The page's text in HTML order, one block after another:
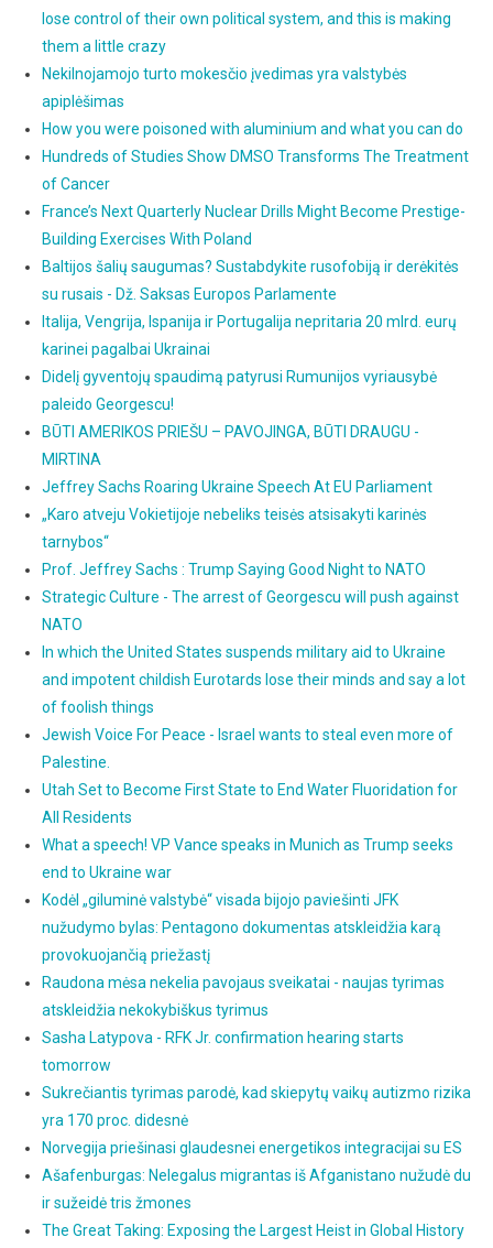
lose control of their own political system, and this is making
them a little crazy
Nekilnojamojo turto mokesčio įvedimas yra valstybės
apiplėšimas
How you were poisoned with aluminium and what you can do
Hundreds of Studies Show DMSO Transforms The Treatment
of Cancer
France’s Next Quarterly Nuclear Drills Might Become Prestige-
Building Exercises With Poland
Baltijos šalių saugumas? Sustabdykite rusofobiją ir derėkitės
su rusais - Dž. Saksas Europos Parlamente
Italija, Vengrija, Ispanija ir Portugalija nepritaria 20 mlrd. eurų
karinei pagalbai Ukrainai
Didelį gyventojų spaudimą patyrusi Rumunijos vyriausybė
paleido Georgescu!
BŪTI AMERIKOS PRIEŠU – PAVOJINGA, BŪTI DRAUGU -
MIRTINA
Jeffrey Sachs Roaring Ukraine Speech At EU Parliament
„Karo atveju Vokietijoje nebeliks teisės atsisakyti karinės
tarnybos“
Prof. Jeffrey Sachs : Trump Saying Good Night to NATO
Strategic Culture - The arrest of Georgescu will push against
NATO
In which the United States suspends military aid to Ukraine
and impotent childish Eurotards lose their minds and say a lot
of foolish things
Jewish Voice For Peace - Israel wants to steal even more of
Palestine.
Utah Set to Become First State to End Water Fluoridation for
All Residents
What a speech! VP Vance speaks in Munich as Trump seeks
end to Ukraine war
Kodėl „giluminė valstybė“ visada bijojo paviešinti JFK
nužudymo bylas: Pentagono dokumentas atskleidžia karą
provokuojančią priežastį
Raudona mėsa nekelia pavojaus sveikatai - naujas tyrimas
atskleidžia nekokybiškus tyrimus
Sasha Latypova - RFK Jr. confirmation hearing starts
tomorrow
Sukrečiantis tyrimas parodė, kad skiepytų vaikų autizmo rizika
yra 170 proc. didesnė
Norvegija priešinasi glaudesnei energetikos integracijai su ES
Ašafenburgas: Nelegalus migrantas iš Afganistano nužudė du
ir sužeidė tris žmones
The Great Taking: Exposing the Largest Heist in Global History